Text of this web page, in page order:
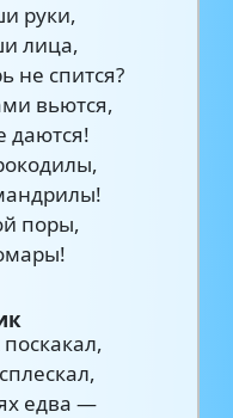
руки,
лица,
не спится?
вьются,
даются!
поры,
едва —